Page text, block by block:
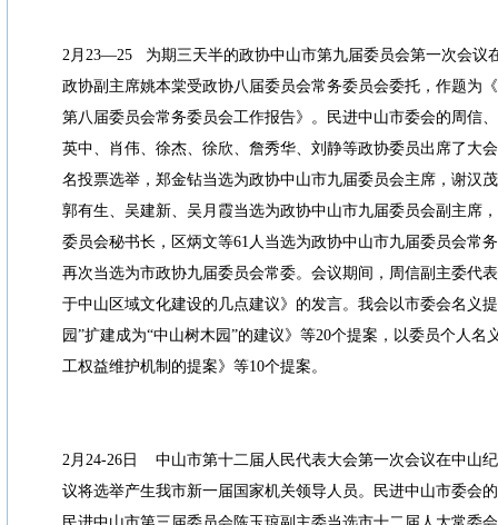
2月23—25 为期三天半的政协中山市第九届委员会第一次会议
政协副主席姚本棠受政协八届委员会常务委员会委托，作题为
第八届委员会常务委员会工作报告》。民进中山市委会的周信
英中、肖伟、徐杰、徐欣、詹秀华、刘静等政协委员出席了大
名投票选举，郑金钻当选为政协中山市九届委员会主席，谢汉
郭有生、吴建新、吴月霞当选为政协中山市九届委员会副主席
委员会秘书长，区炳文等61人当选为政协中山市九届委员会常
再次当选为市政协九届委员会常委。会议期间，周信副主委代
于中山区域文化建设的几点建议》的发言。我会以市委会名义
园”扩建成为“中山树木园”的建议》等20个提案，以委员个人名
工权益维护机制的提案》等10个提案。
2月24-26日 中山市第十二届人民代表大会第一次会议在中山
议将选举产生我市新一届国家机关领导人员。民进中山市委会